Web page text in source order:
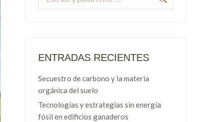
ENTRADAS RECIENTES
Secuestro de carbono y la materia
orgánica del suelo
Tecnologías y estrategias sin energía
fósil en edificios ganaderos